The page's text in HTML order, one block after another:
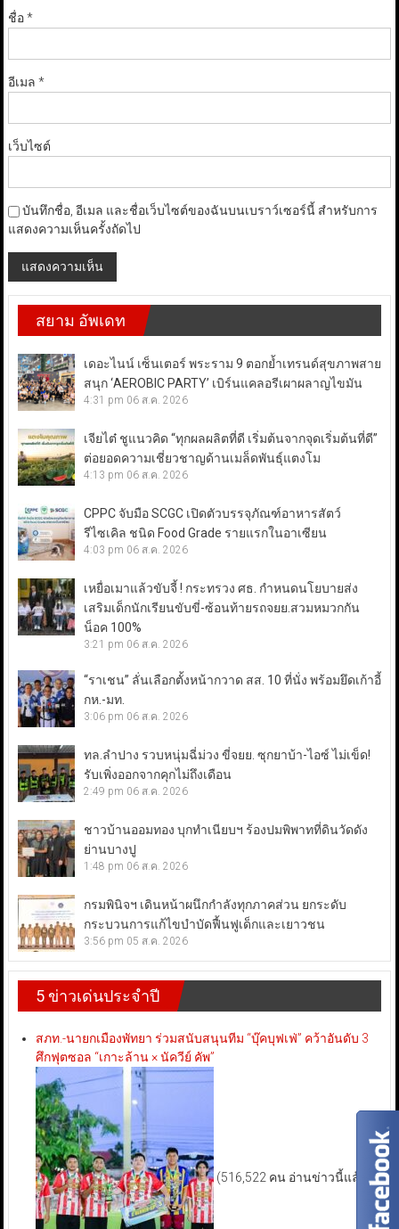
ชื่อ*
อีเมล *
เว็บไซต์
บันทึกชื่อ, อีเมล และชื่อเว็บไซต์ของฉันบนเบราว์เซอร์นี้ สำหรับการ
แสดงความเห็นครั้งถัดไป
สยาม อัพเดท
เดอะไนน์ เซ็นเตอร์ พระราม 9 ตอกย้ำเทรนด์สุขภาพสาย
สนุก ‘AEROBIC PARTY’ เบิร์นแคลอรีเผาผลาญไขมัน
4:31 pm 06 ส.ค. 2026
เจียไต๋ ชูแนวคิด “ทุกผลผลิตที่ดี เริ่มต้นจากจุดเริ่มต้นที่ดี”
ต่อยอดความเชี่ยวชาญด้านเมล็ดพันธุ์แตงโม
4:13 pm 06 ส.ค. 2026
CPPC จับมือ SCGC เปิดตัวบรรจุภัณฑ์อาหารสัตว์
รีไซเคิล ชนิด Food Grade รายแรกในอาเซียน
4:03 pm 06 ส.ค. 2026
เหยื่อเมาแล้วขับจี้ ! กระทรวง ศธ. กำหนดนโยบายส่ง
เสริมเด็กนักเรียนขับขี่-ซ้อนท้ายรถจยย.สวมหมวกกัน
น็อค 100%
3:21 pm 06 ส.ค. 2026
“ราเชน” ลั่นเลือกตั้งหน้ากวาด สส. 10 ที่นั่ง พร้อมยึดเก้าอี้
กห.-มท.
3:06 pm 06 ส.ค. 2026
ทล.ลำปาง รวบหนุ่มฉี่ม่วง ขี่จยย. ซุกยาบ้า-ไอซ์ ไม่เข็ด!
รับเพิ่งออกจากคุกไม่ถึงเดือน
2:49 pm 06 ส.ค. 2026
ชาวบ้านออมทอง บุกทำเนียบฯ ร้องปมพิพาทที่ดินวัดดัง
ย่านบางปู
1:48 pm 06 ส.ค. 2026
กรมพินิจฯ เดินหน้าผนึกกำลังทุกภาคส่วน ยกระดับ
กระบวนการแก้ไขบำบัดฟื้นฟูเด็กและเยาวชน
3:56 pm 05 ส.ค. 2026
5 ข่าวเด่นประจำปี
สภท.-นายกเมืองพัทยา ร่วมสนับสนุนทีม “บุ๊คบุฟเฟ่” คว้าอันดับ 3
ศึกฟุตซอล “เกาะล้าน × นัควีย์ คัพ”
(516,522 คน อ่านข่าวนี้แล้ว)